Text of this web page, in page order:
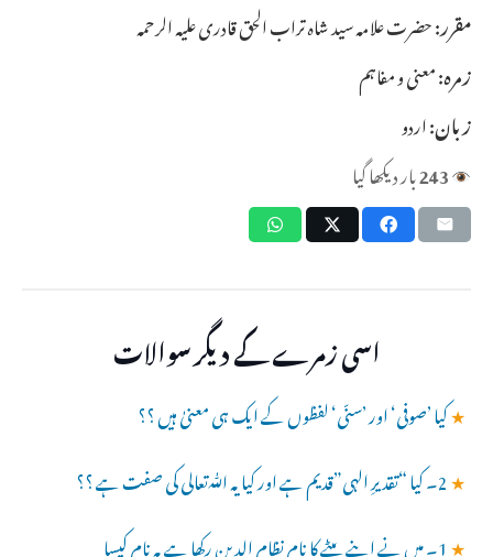
مقرر:حضرت علامہ سید شاہ تراب الحق قادری علیہ الرحمہ
زمرہ:معنی و مفاہم
زبان:اردو
243بار دیکھا گیا
اسی زمرے کے دیگر سوالات
★کیا ’صوفی‘ اور ’سنّی‘ لفظوں کے ایک ہی معنیٰ ہیں ؟؟
★2۔ کیا “تقدیرِ الہی”قدیم ہے اور کیا یہ ﷲتعالی کی صفت ہے ؟؟
★ 1۔ میں نے اپنے بیٹے کا نام نظام الدین رکھا ہے یہ نام کیسا